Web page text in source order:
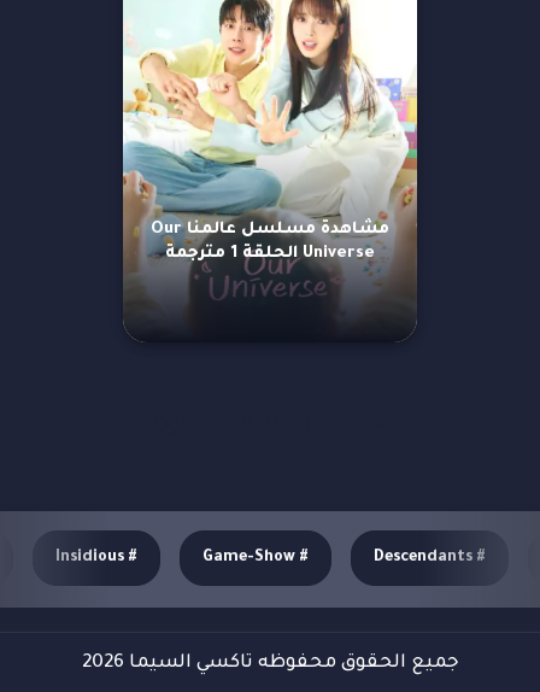
مشاهدة مسلسل عالمنا Our
Universe الحلقة 1 مترجمة
#
Descendants
#
Game-Show
#
Insidious
جميع الحقوق محفوظه تاكسي السيما 2026